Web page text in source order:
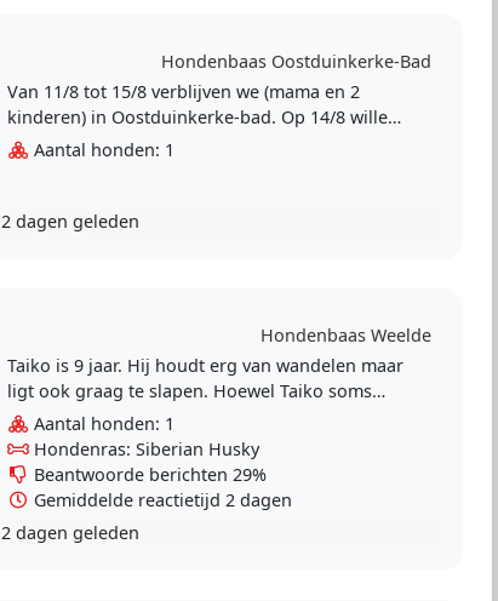
Hondenbaas Oostduinkerke-Bad
Van 11/8 tot 15/8 verblijven we (mama en 2
kinderen) in Oostduinkerke-bad. Op 14/8 willen
we graag een daguitstap maken. Gust kan dan
Aantal honden: 1
2 dagen geleden
Hondenbaas Weelde
Taiko is 9 jaar. Hij houdt erg van wandelen maar
ligt ook graag te slapen. Hoewel Taiko soms
koppig is schopt hij geen herrie en maakt niks
stuk. We..
Aantal honden: 1
Hondenras: Siberian Husky
Beantwoorde berichten 29%
Gemiddelde reactietijd 2 dagen
2 dagen geleden